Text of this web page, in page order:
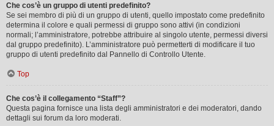
Che cos’è un gruppo di utenti predefinito?
Se sei membro di più di un gruppo di utenti, quello impostato come predefinito
determina il colore e quali permessi di gruppo sono attivi (in condizioni
normali; l’amministratore, potrebbe attribuire al singolo utente, permessi diversi
dal gruppo predefinito). L’amministratore può permetterti di modificare il tuo
gruppo di utenti predefinito dal Pannello di Controllo Utente.
Top
Che cos’è il collegamento “Staff”?
Questa pagina fornisce una lista degli amministratori e dei moderatori, dando
dettagli sui forum da loro moderati.